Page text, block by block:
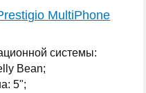
MultiPhone
системы:
Bean;
5";